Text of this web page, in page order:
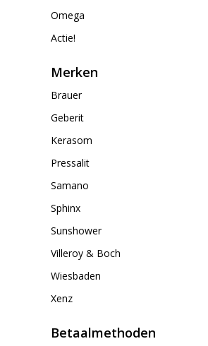
Omega
Actie!
Merken
Brauer
Geberit
Kerasom
Pressalit
Samano
Sphinx
Sunshower
Villeroy & Boch
Wiesbaden
Xenz
Betaalmethoden